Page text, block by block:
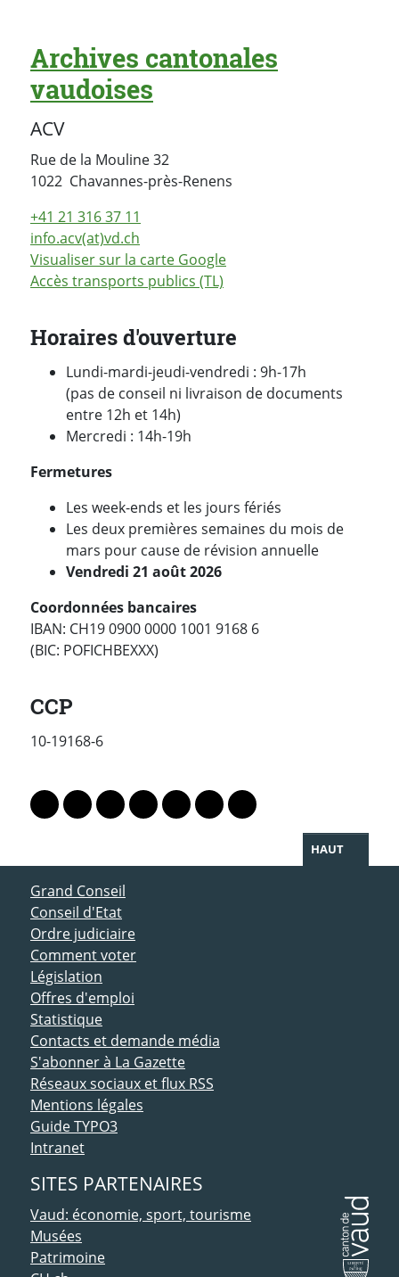
Archives cantonales
vaudoises
ACV
Rue de la Mouline 32
1022 Chavannes-près-Renens
+41 21 316 37 11
info.acv(at)vd.ch
Visualiser sur la carte Google
Accès transports publics (TL)
Horaires d'ouverture
Lundi-mardi-jeudi-vendredi : 9h-17h
(pas de conseil ni livraison de documents
entre 12h et 14h)
Mercredi : 14h-19h
Fermetures
Les week-ends et les jours fériés
Les deux premières semaines du mois de
mars pour cause de révision annuelle
Vendredi 21 août 2026
Coordonnées bancaires
IBAN: CH19 0900 0000 1001 9168 6
(BIC: POFICHBEXXX)
CCP
10-19168-6
Lien vers le profil Mastodon
Lien vers le profil Bluesky
Lien vers le profil Instagram
Lien vers le profil Linkedin
Lien vers le profil Facebook
Lien vers le profil Twitter
Partager par WhatsApp
HAUT
ACCÈS DIRECT
Grand Conseil
Conseil d'Etat
Ordre judiciaire
Comment voter
Législation
Offres d'emploi
Statistique
Contacts et demande média
S'abonner à La Gazette
Réseaux sociaux et flux RSS
Mentions légales
Guide TYPO3
Intranet
SITES PARTENAIRES
Vaud: économie, sport, tourisme
Musées
Patrimoine